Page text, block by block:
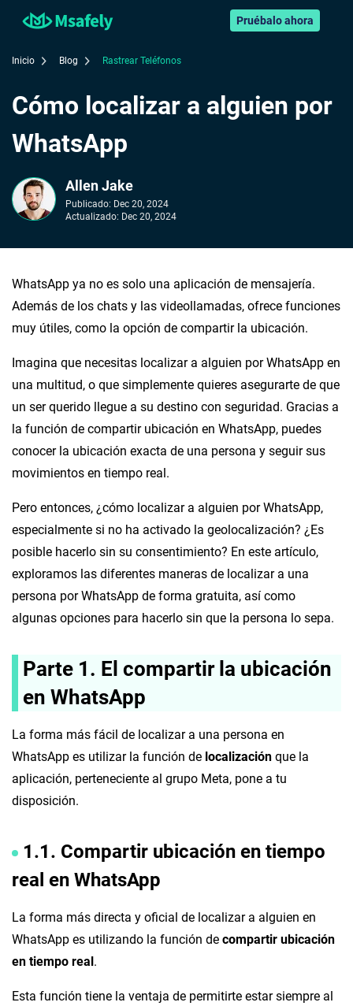
Pruébalo ahora
Inicio Blog Rastrear Teléfonos
Cómo localizar a alguien por
WhatsApp
Allen Jake
Publicado: Dec 20, 2024
Actualizado: Dec 20, 2024
WhatsApp ya no es solo una aplicación de mensajería.
Además de los chats y las videollamadas, ofrece funciones
muy útiles, como la opción de compartir la ubicación.
Imagina que necesitas localizar a alguien por WhatsApp en
una multitud, o que simplemente quieres asegurarte de que
un ser querido llegue a su destino con seguridad. Gracias a
la función de compartir ubicación en WhatsApp, puedes
conocer la ubicación exacta de una persona y seguir sus
movimientos en tiempo real.
Pero entonces, ¿cómo localizar a alguien por WhatsApp,
especialmente si no ha activado la geolocalización? ¿Es
posible hacerlo sin su consentimiento? En este artículo,
exploramos las diferentes maneras de localizar a una
persona por WhatsApp de forma gratuita, así como
algunas opciones para hacerlo sin que la persona lo sepa.
Parte 1. El compartir la ubicación
en WhatsApp
La forma más fácil de localizar a una persona en
WhatsApp es utilizar la función de localización que la
aplicación, perteneciente al grupo Meta, pone a tu
disposición.
1.1. Compartir ubicación en tiempo
real en WhatsApp
La forma más directa y oficial de localizar a alguien en
WhatsApp es utilizando la función de compartir ubicación
en tiempo real.
Esta función tiene la ventaja de permitirte estar siempre al